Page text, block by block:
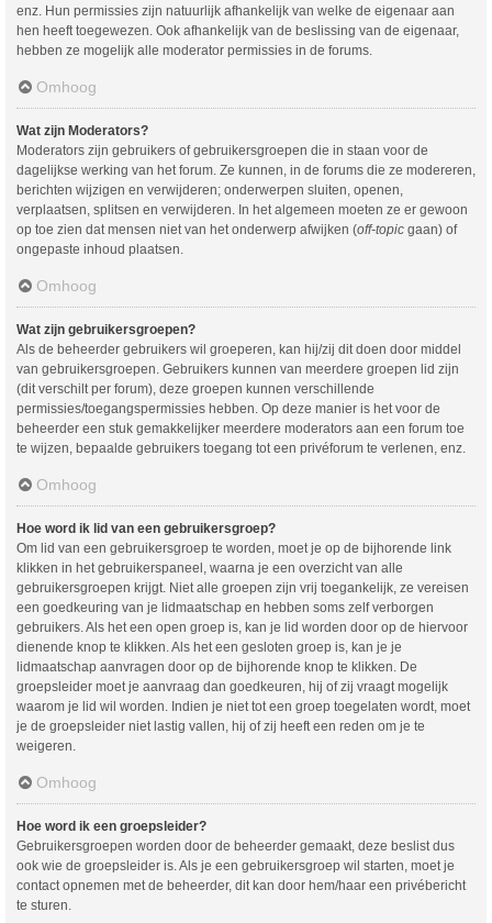
enz. Hun permissies zijn natuurlijk afhankelijk van welke de eigenaar aan
hen heeft toegewezen. Ook afhankelijk van de beslissing van de eigenaar,
hebben ze mogelijk alle moderator permissies in de forums.
Omhoog
Wat zijn Moderators?
Moderators zijn gebruikers of gebruikersgroepen die in staan voor de
dagelijkse werking van het forum. Ze kunnen, in de forums die ze modereren,
berichten wijzigen en verwijderen; onderwerpen sluiten, openen,
verplaatsen, splitsen en verwijderen. In het algemeen moeten ze er gewoon
op toe zien dat mensen niet van het onderwerp afwijken (off-topic gaan) of
ongepaste inhoud plaatsen.
Omhoog
Wat zijn gebruikersgroepen?
Als de beheerder gebruikers wil groeperen, kan hij/zij dit doen door middel
van gebruikersgroepen. Gebruikers kunnen van meerdere groepen lid zijn
(dit verschilt per forum), deze groepen kunnen verschillende
permissies/toegangspermissies hebben. Op deze manier is het voor de
beheerder een stuk gemakkelijker meerdere moderators aan een forum toe
te wijzen, bepaalde gebruikers toegang tot een privéforum te verlenen, enz.
Omhoog
Hoe word ik lid van een gebruikersgroep?
Om lid van een gebruikersgroep te worden, moet je op de bijhorende link
klikken in het gebruikerspaneel, waarna je een overzicht van alle
gebruikersgroepen krijgt. Niet alle groepen zijn vrij toegankelijk, ze vereisen
een goedkeuring van je lidmaatschap en hebben soms zelf verborgen
gebruikers. Als het een open groep is, kan je lid worden door op de hiervoor
dienende knop te klikken. Als het een gesloten groep is, kan je je
lidmaatschap aanvragen door op de bijhorende knop te klikken. De
groepsleider moet je aanvraag dan goedkeuren, hij of zij vraagt mogelijk
waarom je lid wil worden. Indien je niet tot een groep toegelaten wordt, moet
je de groepsleider niet lastig vallen, hij of zij heeft een reden om je te
weigeren.
Omhoog
Hoe word ik een groepsleider?
Gebruikersgroepen worden door de beheerder gemaakt, deze beslist dus
ook wie de groepsleider is. Als je een gebruikersgroep wil starten, moet je
contact opnemen met de beheerder, dit kan door hem/haar een privébericht
te sturen.